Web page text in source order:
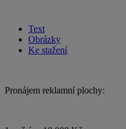
Text
Obrázky
Ke stažení
Pronájem reklamní plochy: